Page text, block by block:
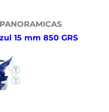
15 mm 850 GRS